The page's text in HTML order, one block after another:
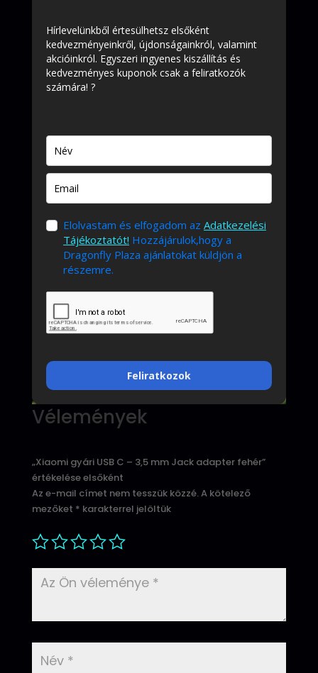
Hírlevelünkből értesülhetsz elsőként
kedvezményeinkről, újdonságainkról, valamint
akcióinkról. Egyszeri ingyenes kiszállítás és
kedvezményes kuponok csak a feliratkozók
számára! ?
Elolvastam és elfogadom az Adatkezelési
Tájékoztatót! Hozzájárulok,hogy a
Dragonfly Plaza ajánlatokat küldjön a
részemre.
Feliratkozok
Vélemények
„Xiaomi gyári USB C – 3,5 mm Jack adapter fehér”
értékelése elsőként
Az e-mail címet nem tesszük közzé.A kötelező
mezőket * karakterrel jelöltük